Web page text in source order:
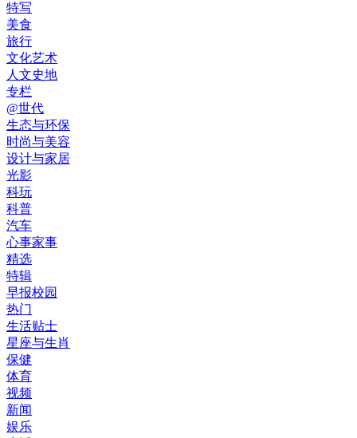
特写
美食
旅行
文化艺术
人文史地
专栏
@世代
生态与环保
时尚与美容
设计与家居
光影
科玩
科普
汽车
心事家事
精选
特辑
早报校园
热门
生活贴士
星座与生肖
保健
体育
视频
新闻
娱乐